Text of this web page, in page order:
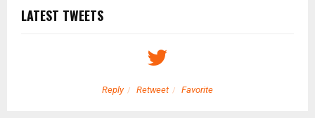
LATEST TWEETS
Reply Retweet Favorite